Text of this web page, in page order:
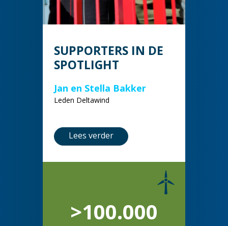
SUPPORTERS IN DE
SPOTLIGHT
Jan en Stella Bakker
Leden Deltawind
Lees verder
>100.000